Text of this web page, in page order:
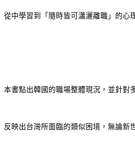
從中學習到「隨時皆可瀟灑離職」的心
本書點出韓國的職場整體現況，並針對
反映出台灣所面臨的類似困境，無論新